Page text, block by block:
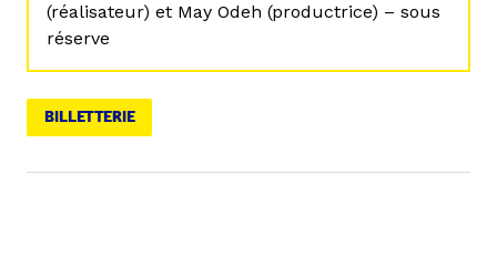
(réalisateur) et May Odeh (productrice) – sous
réserve
BILLETTERIE